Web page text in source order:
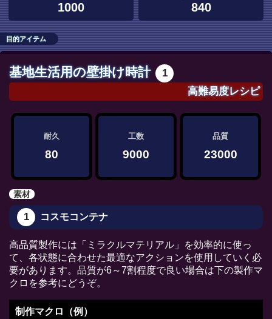
1000 840
目的アイテム
基地生活用の壁掛け時計
1
高難易度レシピ
耐久
80
工数
9000
品質
23000
素材
1 コスモコンテナ
高品質製作には「ミラクルマテリアル」を効率的に使っ
て、各状態に合わせた最適なアクションを使用していく必
要があります。品質が6～7割程度で良い場合は下の製作マ
クロを参考にどうぞ。
制作マクロ（例）